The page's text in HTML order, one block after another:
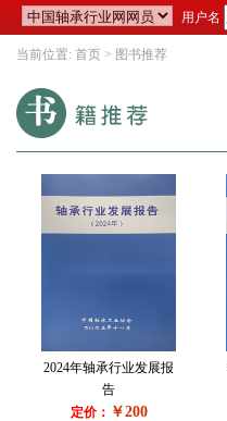
用户名
当前位置: 首页 > 图书推荐
2024年轴承行业发展报
告
定价： ￥200